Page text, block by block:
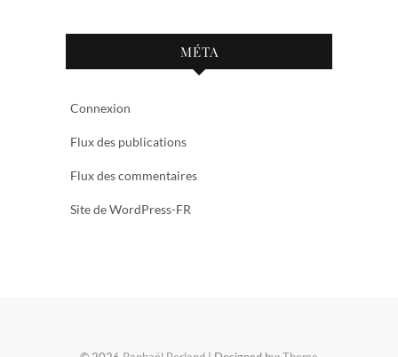
MÉTA
Connexion
Flux des publications
Flux des commentaires
Site de WordPress-FR